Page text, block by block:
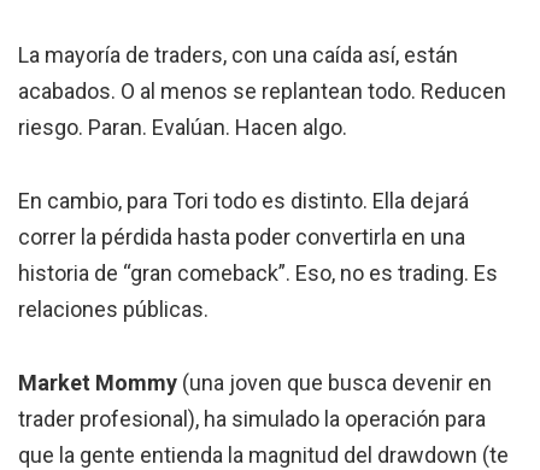
La mayoría de traders, con una caída así, están
acabados. O al menos se replantean todo. Reducen
riesgo. Paran. Evalúan. Hacen algo.
En cambio, para Tori todo es distinto. Ella dejará
correr la pérdida hasta poder convertirla en una
historia de “gran comeback”. Eso, no es trading. Es
relaciones públicas.
Market Mommy (una joven que busca devenir en
trader profesional), ha simulado la operación para
que la gente entienda la magnitud del drawdown (te